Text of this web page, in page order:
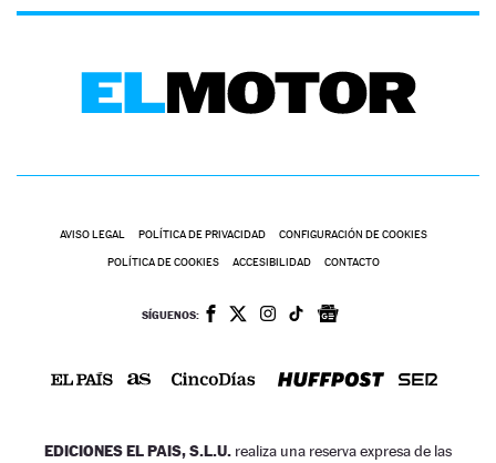
AVISO LEGAL POLÍTICA DE PRIVACIDAD CONFIGURACIÓN DE COOKIES
POLÍTICA DE COOKIES ACCESIBILIDAD CONTACTO
SÍGUENOS:
EDICIONES EL PAIS, S.L.U. realiza una reserva expresa de las